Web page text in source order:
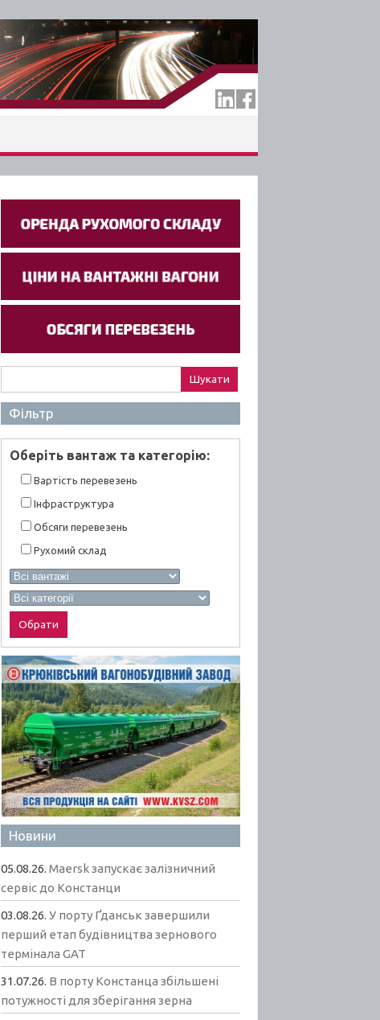
Фільтр
Оберiть вантаж та категорiю:
Вартiсть перевезень
Інфраструктура
Обсяги перевезень
Рухомий склад
Новини
05.08.26.Maersk запускає залізничний
сервіс до Констанци
03.08.26.У порту Ґданськ завершили
перший етап будівництва зернового
термінала GAT
31.07.26. В порту Констанца збільшені
потужності для зберігання зерна